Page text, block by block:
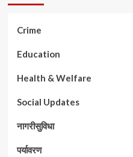
Crime
Education
Health & Welfare
Social Updates
नागरीसुविधा
पर्यावरण